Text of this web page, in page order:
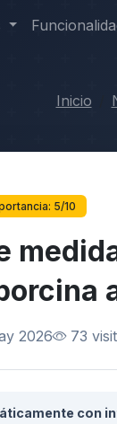
Inicio
5/10
2026 73
con